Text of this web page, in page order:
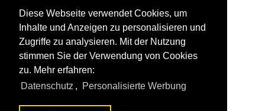
Diese Webseite verwendet Cookies, um
Inhalte und Anzeigen zu personalisieren und
Zugriffe zu analysieren. Mit der Nutzung
stimmen Sie der Verwendung von Cookies
zu. Mehr erfahren:
Datenschutz , Personalisierte Werbung